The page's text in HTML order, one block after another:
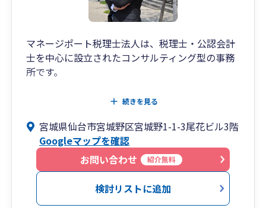
マネージポート税理士法人は、税理士・公認会計
士を中心に設立されたコンサルティング型の事務
所です。
対応業務は、税務顧問業務に加えて、相続・事業
再生、各種DD及び証券化・流動化などのエンティ
ティファイナンス、不動産といったサービスをご
提供しております。
グループ会社の株式会社マネージポート会計事務
所では、事業再生や融資のご支援等の専門サービ
続きを見る
宮城県仙台市宮城野区宮城野1-1-3尾花ビル3階
Googleマップを確認
お問い合わせ
紹介無料
検討リストに追加